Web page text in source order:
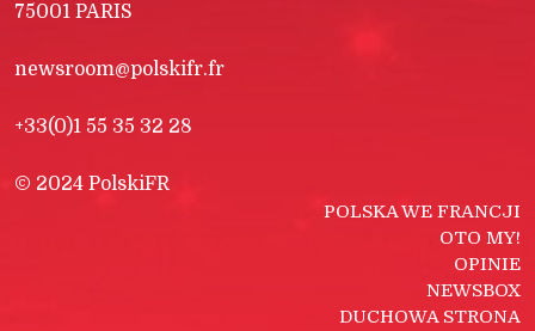
75001 PARIS
newsroom@polskifr.fr
+33(0)1 55 35 32 28
© 2024 PolskiFR
POLSKA WE FRANCJI
OTO MY!
OPINIE
NEWSBOX
DUCHOWA STRONA